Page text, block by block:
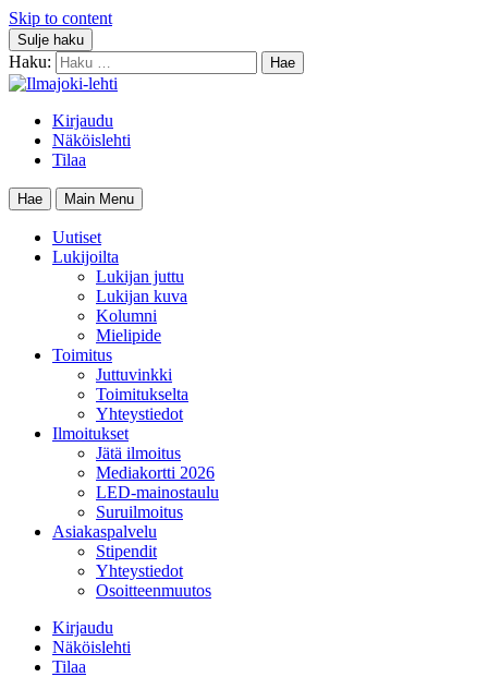
Skip to content
Sulje haku
Haku:
Kirjaudu
Näköislehti
Tilaa
Hae Main Menu
Uutiset
Lukijoilta
Lukijan juttu
Lukijan kuva
Kolumni
Mielipide
Toimitus
Juttuvinkki
Toimitukselta
Yhteystiedot
Ilmoitukset
Jätä ilmoitus
Mediakortti 2026
LED-mainostaulu
Suruilmoitus
Asiakaspalvelu
Stipendit
Yhteystiedot
Osoitteenmuutos
Kirjaudu
Näköislehti
Tilaa